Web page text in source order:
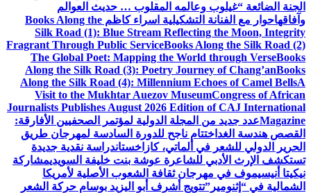
الجنة الضائعة “غيلوب وعالمه المقلوب … حديث العوالم
وآفاقهاحوار مع الفنانة التشكيلية اسراء كاظم Books Along the
Silk Road (1): Blue Stream Reflecting the Moon, Integrity
Fragrant Through Public ServiceBooks Along the Silk Road (2)
The Global Poet: Mapping the World through VerseBooks
Along the Silk Road (3): Poetry Journey of Chang’anBooks
Along the Silk Road (4): Millennium Echoes of Camel BellsA
Visit to the Mukhtar Auezov MuseumCongress of African
Journalists Publishes August 2026 Edition of CAJ International
Magazineعدد جديد من المجلة الدولية لمؤتمر الصحفيين الأفارقة:
القصص هندسة الغد اختتام ناجح للدورة السادسة لمهرجان طريق
الحرير الدولي للشعر في ألماتي، كازاخستاندراسة نقدية جديدة
تستكشف الإرث الأدبي للشاعرة عوشة بنت خليفة السويديمشاركة
نيكيتا أنيسيموف في مهرجان ثقافة الشعوب الأصلية لأمريكا
الشمالية في “إثنومير”تتويج أشرف أبو اليزيد بوسام حركة الشعر